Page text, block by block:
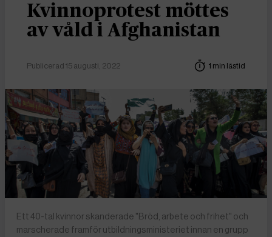
Kvinnoprotest möttes
av våld i Afghanistan
Publicerad 15 augusti, 2022 1 min lästid
Ett 40-tal kvinnor skanderade "Bröd, arbete och frihet" och
marscherade framför utbildningsministeriet innan en grupp